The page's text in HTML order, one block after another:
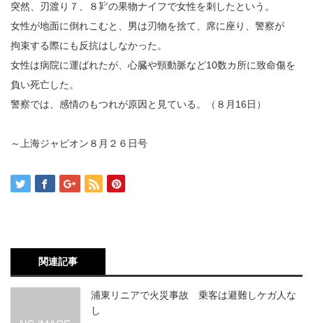
突然、刃渡り７、８㌢の果物ナイフで女性を刺したという。
女性が地面に倒れこむと、男は刃物を捨て、席に座り、警察が
拘束する際にも反抗はしなかった。
女性は病院に運ばれたが、心臓や頸動脈など10数カ所に致命傷を
負い死亡した。
警察では、感情のもつれが原因と見ている。（８月16日）
～上海ジャピオン８月２６日号
関連記事
浦東リニアで火災事故 乗客は避難しケガ人な
し